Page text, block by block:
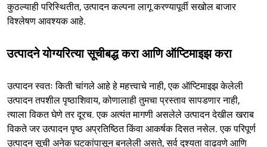
कुठल्याही परिस्थितीत, उत्पादन कल्पना लागू करण्यापूर्वी सखोल बाजार
विश्लेषण आवश्यक आहे.
उत्पादने योग्यरित्या सूचीबद्ध करा आणि ऑप्टिमाइझ करा
उत्पादन स्वतः किती चांगले आहे हे महत्त्वाचे नाही, एक ऑप्टिमाइझ केलेली
उत्पादन तपशील पृष्ठाशिवाय, कोणालाही तुमचा प्रस्ताव सापडणार नाही,
त्याला विकत घेणे तर दूरच. एक अत्यंत मागणी असलेले उत्पादन देखील खराब
विकते जर उत्पादन पृष्ठ अप्रतिष्ठित किंवा आकर्षक दिसत नसेल. एक परिपूर्ण
उत्पादन सूची अनेक घटकांपासून बनलेली असते, सर्व दृश्यता वाढवणे आणि